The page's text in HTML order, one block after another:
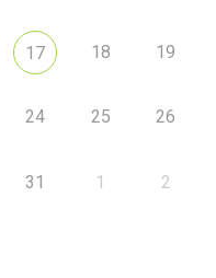
17 18 19
24 25 26
31 1 2